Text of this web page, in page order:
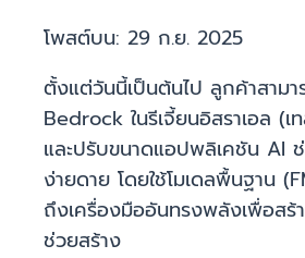
โพสต์บน: 29 ก.ย. 2025
ตั้งแต่วันนี้เป็นต้นไป ลูกค้าสามา
Bedrock ในรีเจี้ยนอิสราเอล (
และปรับขนาดแอปพลิเคชัน AI
ง่ายดาย โดยใช้โมเดลพื้นฐาน
ถึงเครื่องมืออันทรงพลังเพื่อส
ช่วยสร้าง